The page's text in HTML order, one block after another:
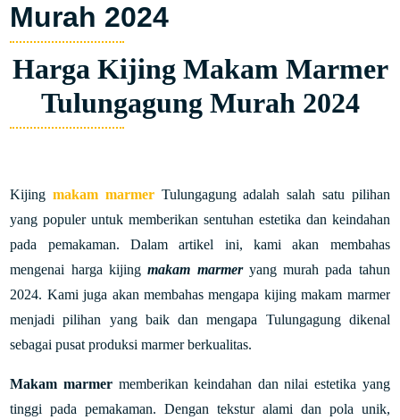
Murah 2024
Harga Kijing Makam Marmer
Tulungagung Murah 2024
Kijingmakam marmerTulungagung adalah salah satu pilihan
yang populer untuk memberikan sentuhan estetika dan keindahan
pada pemakaman. Dalam artikel ini, kami akan membahas
mengenai harga kijingmakam marmeryang murah pada tahun
2024. Kami juga akan membahas mengapa kijing makam marmer
menjadi pilihan yang baik dan mengapa Tulungagung dikenal
sebagai pusat produksi marmer berkualitas.
Makam marmermemberikan keindahan dan nilai estetika yang
tinggi pada pemakaman. Dengan tekstur alami dan pola unik,